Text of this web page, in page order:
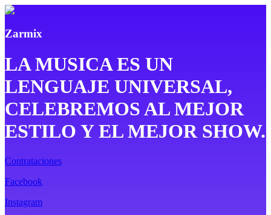
Zarmix
LA MUSICA ES UN
LENGUAJE UNIVERSAL,
CELEBREMOS AL MEJOR
ESTILO Y EL MEJOR SHOW.
Contrataciones
Facebook
Instagram